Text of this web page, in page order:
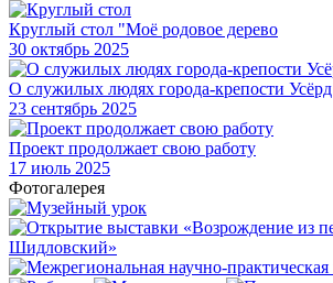
Круглый стол "Моё родовое дерево
30 октябрь 2025
О служилых людях города-крепости Усёрд
23 сентябрь 2025
Проект продолжает свою работу
17 июль 2025
Фотогалерея